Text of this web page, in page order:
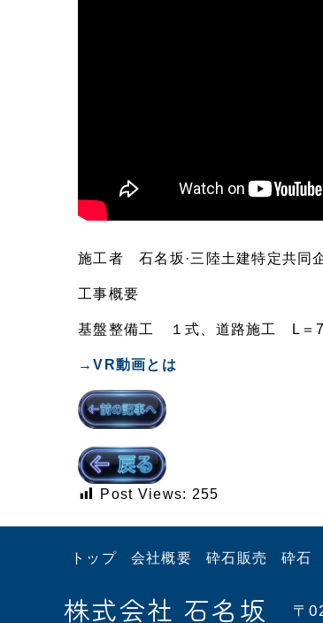
施工者 石名坂·三陸土建特定共同
工事概要
基盤整備工 １式、道路施工 L＝
→VR動画とは
Post Views: 255
トップ 会社概要 砕石販売 砕石
株式会社 石名坂 〒